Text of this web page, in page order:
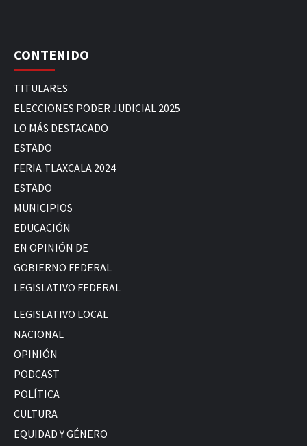
CONTENIDO
TITULARES
ELECCIONES PODER JUDICIAL 2025
LO MÁS DESTACADO
ESTADO
FERIA TLAXCALA 2024
ESTADO
MUNICIPIOS
EDUCACIÓN
EN OPINIÓN DE
GOBIERNO FEDERAL
LEGISLATIVO FEDERAL
LEGISLATIVO LOCAL
NACIONAL
OPINIÓN
PODCAST
POLÍTICA
CULTURA
EQUIDAD Y GÉNERO